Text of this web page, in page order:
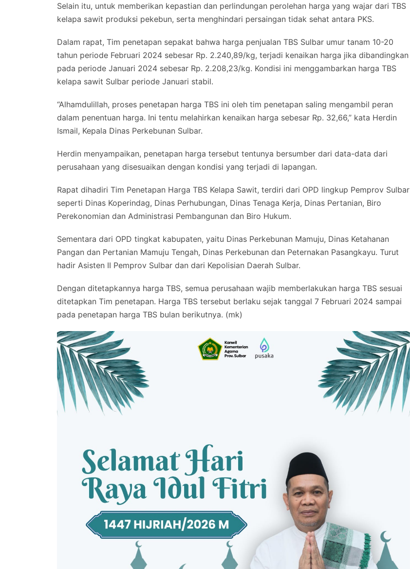
Selain itu, untuk memberikan kepastian dan perlindungan perolehan harga yang wajar dari TBS
kelapa sawit produksi pekebun, serta menghindari persaingan tidak sehat antara PKS.
Dalam rapat, Tim penetapan sepakat bahwa harga penjualan TBS Sulbar umur tanam 10-20
tahun periode Februari 2024 sebesar Rp. 2.240,89/kg, terjadi kenaikan harga jika dibandingkan
pada periode Januari 2024 sebesar Rp. 2.208,23/kg. Kondisi ini menggambarkan harga TBS
kelapa sawit Sulbar periode Januari stabil.
“Alhamdulillah, proses penetapan harga TBS ini oleh tim penetapan saling mengambil peran
dalam penentuan harga. Ini tentu melahirkan kenaikan harga sebesar Rp. 32,66,” kata Herdin
Ismail, Kepala Dinas Perkebunan Sulbar.
Herdin menyampaikan, penetapan harga tersebut tentunya bersumber dari data-data dari
perusahaan yang disesuaikan dengan kondisi yang terjadi di lapangan.
Rapat dihadiri Tim Penetapan Harga TBS Kelapa Sawit, terdiri dari OPD lingkup Pemprov Sulbar
seperti Dinas Koperindag, Dinas Perhubungan, Dinas Tenaga Kerja, Dinas Pertanian, Biro
Perekonomian dan Administrasi Pembangunan dan Biro Hukum.
Sementara dari OPD tingkat kabupaten, yaitu Dinas Perkebunan Mamuju, Dinas Ketahanan
Pangan dan Pertanian Mamuju Tengah, Dinas Perkebunan dan Peternakan Pasangkayu. Turut
hadir Asisten II Pemprov Sulbar dan dari Kepolisian Daerah Sulbar.
Dengan ditetapkannya harga TBS, semua perusahaan wajib memberlakukan harga TBS sesuai
ditetapkan Tim penetapan. Harga TBS tersebut berlaku sejak tanggal 7 Februari 2024 sampai
pada penetapan harga TBS bulan berikutnya. (mk)